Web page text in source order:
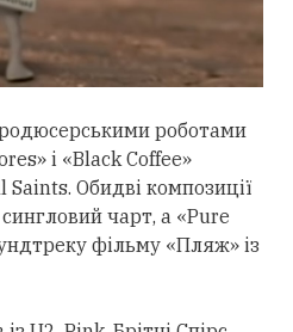
роботами
і «Black Coffee»
Saints. Обидві композиції
чарт, а «Pure
фільму «Пляж» із